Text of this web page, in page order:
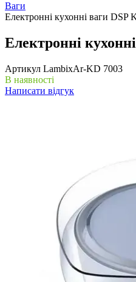
Ваги
Електронні кухонні ваги DSP
Електронні
Артикул LambixAr-KD 7003
В наявності
Написати відгук